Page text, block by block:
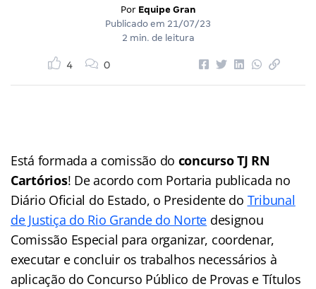
Por Equipe Gran
Publicado em 21/07/23
2 min. de leitura
4 0
Está formada a comissão do concurso TJ RN
Cartórios! De acordo com Portaria publicada no
Diário Oficial do Estado, o Presidente do Tribunal
de Justiça do Rio Grande do Norte designou
Comissão Especial para organizar, coordenar,
executar e concluir os trabalhos necessários à
aplicação do Concurso Público de Provas e Títulos